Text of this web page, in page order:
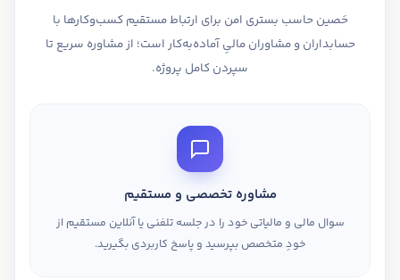
حَصین حاسب بستری امن برای ارتباط مستقیم کسب‌وکارها با
حسابداران و مشاوران مالیِ آماده‌به‌کار است؛ از مشاوره سریع تا
سپردن کامل پروژه.
مشاوره تخصصی و مستقیم
سوال مالی و مالیاتی خود را در جلسه تلفنی یا آنلاین مستقیم از
خودِ متخصص بپرسید و پاسخ کاربردی بگیرید.